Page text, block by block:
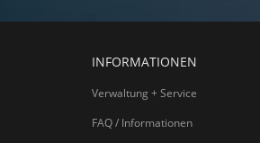
INFORMATIONEN
Verwaltung + Service
FAQ / Informationen